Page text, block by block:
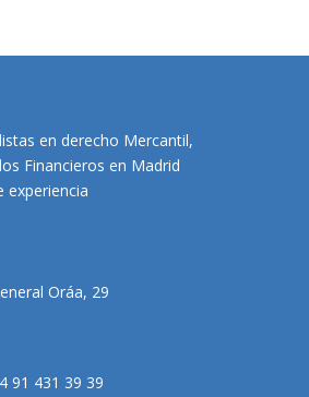
en derecho Mercantil,
Financieros en Madrid
experiencia
Oráa, 29
91 431 39 39